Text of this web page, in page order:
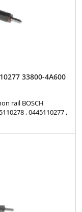
33800-4A600
rail BOSCH
, 0445110277 ,